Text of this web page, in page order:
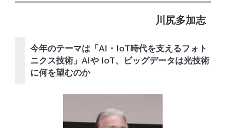
川尻多加志
今年のテーマは「AI・IoT時代を支えるフォト
ニクス技術」AIや IoT、ビッグデータは光技術
に何を望むのか